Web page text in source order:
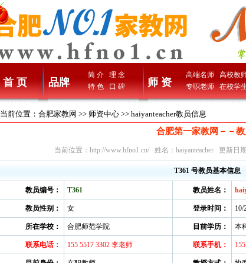
首 页 品牌
简 介
理 念
特 色
口 碑 师 资
高端名师
高校教
专职老师
在校学
当前位置： 合肥家教网 >> 师资中心 >> haiyanteacher教员信息
合肥第一家教网－－
当前位置： http://www.hfno1.cn/ 姓名：haiyanteacher 更新日
T361 号教员基本信息
教员编号： T361 教员姓名：
教员性别： 女 登录时间： 10/
所在学校： 合肥师范学院 目前学历： 本
联系电话： 155 5517 3302 李老师 联系手机：